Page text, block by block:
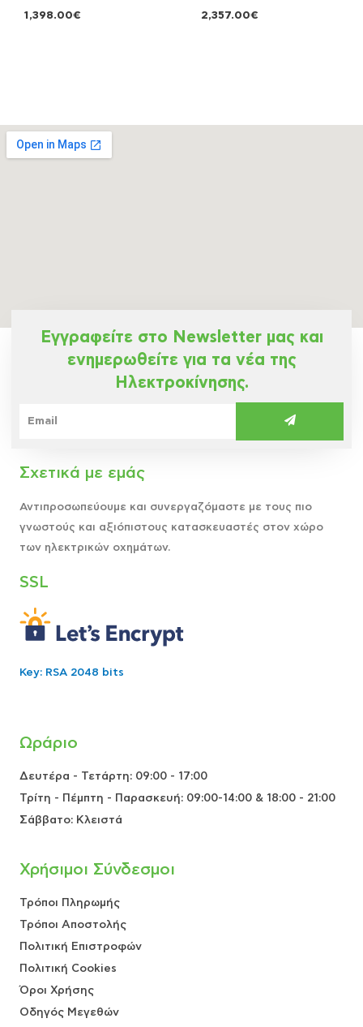
1,398.00€
2,357.00€
Εγγραφείτε στο Newsletter μας και
ενημερωθείτε για τα νέα της
Ηλεκτροκίνησης.
Σχετικά με εμάς
Αντιπροσωπεύουμε και συνεργαζόμαστε με τους πιο
γνωστούς και αξιόπιστους κατασκευαστές στον χώρο
των ηλεκτρικών οχημάτων.
SSL
Key: RSA 2048 bits
Ωράριο
Δευτέρα - Τετάρτη: 09:00 - 17:00
Τρίτη - Πέμπτη - Παρασκευή: 09:00-14:00 & 18:00 - 21:00
Σάββατο: Κλειστά
Χρήσιμοι Σύνδεσμοι
Τρόποι Πληρωμής
Τρόποι Αποστολής
Πολιτική Επιστροφών
Πολιτική Cookies
Όροι Χρήσης
Οδηγός Μεγεθών